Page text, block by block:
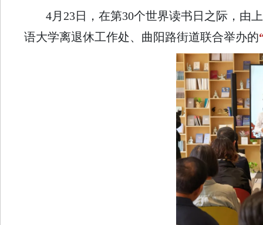
4月23日，在第30个世界读书日之际，由
语大学离退休工作处、曲阳路街道联合举办的